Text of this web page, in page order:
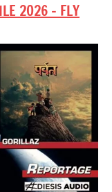
2026 – FLY